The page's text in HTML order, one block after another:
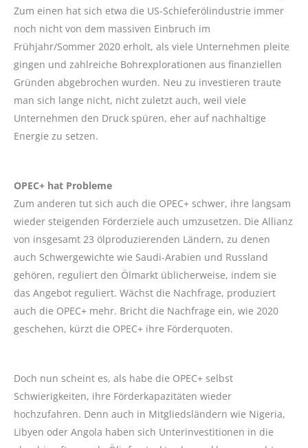
Zum einen hat sich etwa die US-Schieferölindustrie immer
noch nicht von dem massiven Einbruch im
Frühjahr/Sommer 2020 erholt, als viele Unternehmen pleite
gingen und zahlreiche Bohrexplorationen aus finanziellen
Gründen abgebrochen wurden. Neu zu investieren traute
man sich lange nicht, nicht zuletzt auch, weil viele
Unternehmen den Druck spüren, eher auf nachhaltige
Energie zu setzen.
OPEC+ hat Probleme
Zum anderen tut sich auch die OPEC+ schwer, ihre langsam
wieder steigenden Förderziele auch umzusetzen. Die Allianz
von insgesamt 23 ölproduzierenden Ländern, zu denen
auch Schwergewichte wie Saudi-Arabien und Russland
gehören, reguliert den Ölmarkt üblicherweise, indem sie
das Angebot reguliert. Wächst die Nachfrage, produziert
auch die OPEC+ mehr. Bricht die Nachfrage ein, wie 2020
geschehen, kürzt die OPEC+ ihre Förderquoten.
Doch nun scheint es, als habe die OPEC+ selbst
Schwierigkeiten, ihre Förderkapazitäten wieder
hochzufahren. Denn auch in Mitgliedsländern wie Nigeria,
Libyen oder Angola haben sich Unterinvestitionen in die